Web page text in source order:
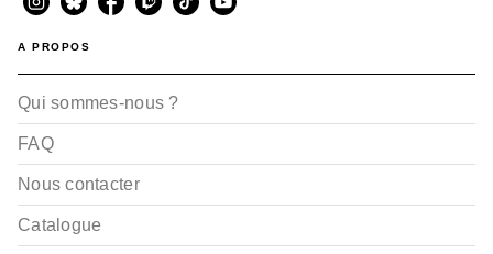
A PROPOS
Qui sommes-nous ?
FAQ
Nous contacter
Catalogue